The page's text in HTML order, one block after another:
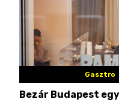
Gasztro
Bezár Budapest